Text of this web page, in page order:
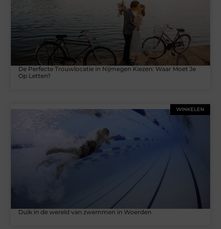
De Perfecte Trouwlocatie in Nijmegen Kiezen: Waar Moet Je
Op Letten?
WINKELEN
Duik in de wereld van zwemmen in Woerden